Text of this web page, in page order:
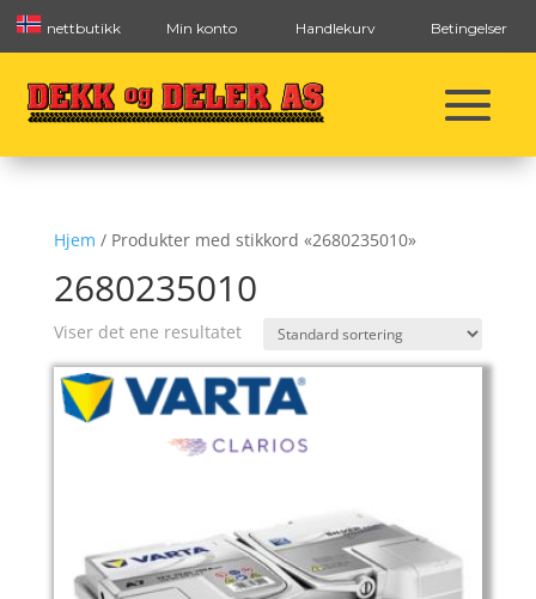
nettbutikk Min konto Handlekurv Betingelser
Hjem / Produkter med stikkord «2680235010»
2680235010
Viser det ene resultatet